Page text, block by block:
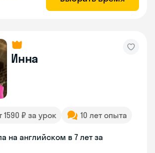
Инна
1590 ₽ за урок 10 лет опыта
на английском в 7 лет за